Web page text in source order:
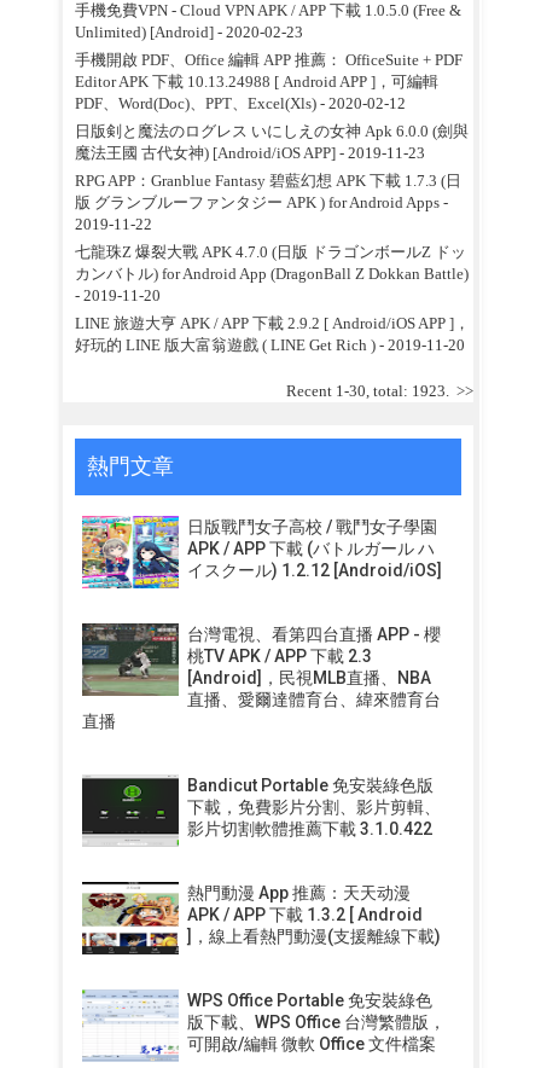
手機免費VPN - Cloud VPN APK / APP 下載 1.0.5.0 (Free &
Unlimited) [Android]- 2020-02-23
手機開啟 PDF、Office 編輯 APP 推薦： OfficeSuite + PDF
Editor APK 下載 10.13.24988 [ Android APP ]，可編輯
PDF、Word(Doc)、PPT、Excel(Xls)- 2020-02-12
日版剣と魔法のログレス いにしえの女神 Apk 6.0.0 (劍與
魔法王國 古代女神) [Android/iOS APP]- 2019-11-23
RPG APP：Granblue Fantasy 碧藍幻想 APK 下載 1.7.3 (日
版 グランブルーファンタジー APK ) for Android Apps -
2019-11-22
七龍珠Z 爆裂大戰 APK 4.7.0 (日版 ドラゴンボールZ ドッ
カンバトル) for Android App (DragonBall Z Dokkan Battle)
- 2019-11-20
LINE 旅遊大亨 APK / APP 下載 2.9.2 [ Android/iOS APP ]，
好玩的 LINE 版大富翁遊戲 ( LINE Get Rich )- 2019-11-20
Recent 1-30, total: 1923. >>
熱門文章
日版戰鬥女子高校 / 戰鬥女子學園
APK / APP 下載 (バトルガール ハ
イスクール) 1.2.12 [Android/iOS]
台灣電視、看第四台直播 APP - 櫻
桃TV APK / APP 下載 2.3
[Android]，民視MLB直播、NBA
直播、愛爾達體育台、緯來體育台
直播
Bandicut Portable 免安裝綠色版
下載，免費影片分割、影片剪輯、
影片切割軟體推薦下載 3.1.0.422
熱門動漫 App 推薦：天天动漫
APK / APP 下載 1.3.2 [ Android
]，線上看熱門動漫(支援離線下載)
WPS Office Portable 免安裝綠色
版下載、WPS Office 台灣繁體版，
可開啟/編輯 微軟 Office 文件檔案